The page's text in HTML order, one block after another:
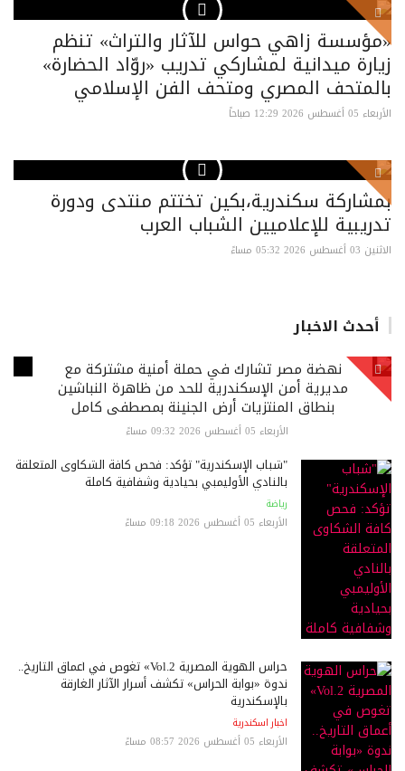
«مؤسسة زاهي حواس للآثار والتراث» تنظم
زيارة ميدانية لمشاركي تدريب «روّاد الحضارة»
بالمتحف المصري ومتحف الفن الإسلامي
الأربعاء 05 أغسطس 2026 12:29 صباحاً
بمشاركة سكندرية،بكين تختتم منتدى ودورة
تدريبية للإعلاميين الشباب العرب
الاثنين 03 أغسطس 2026 05:32 مساءً
أحدث الاخبار
نهضة مصر تشارك في حملة أمنية مشتركة مع
مديرية أمن الإسكندرية للحد من ظاهرة النباشين
بنطاق المنتزيات أرض الجنينة بمصطفى كامل
الأربعاء 05 أغسطس 2026 09:32 مساءً
"شباب الإسكندرية" تؤكد: فحص كافة الشكاوى المتعلقة
بالنادي الأوليمبي بحيادية وشفافية كاملة
رياضة
الأربعاء 05 أغسطس 2026 09:18 مساءً
حراس الهوية المصرية Vol.2» تغوص في أعماق التاريخ..
ندوة «بوابة الحراس» تكشف أسرار الآثار الغارقة
بالإسكندرية
اخبار اسكندرية
الأربعاء 05 أغسطس 2026 08:57 مساءً